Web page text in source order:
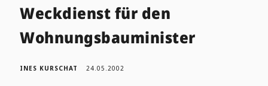
Weckdienst für den
Wohnungsbauminister
INES KURSCHAT 24.05.2002